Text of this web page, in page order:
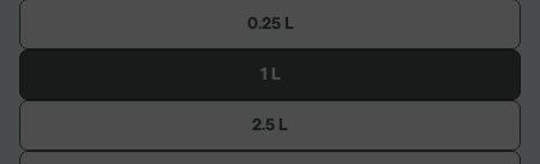
0.25 L
1 L
2.5 L